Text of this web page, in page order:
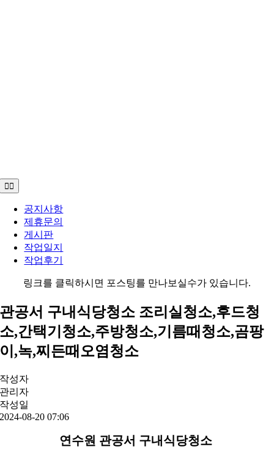
Toggle
Navigation
공지사항
제휴문의
게시판
작업일지
작업후기
링크를 클릭하시면 포스팅를 만나보실수가 있습니다.
관공서 구내식당청소 조리실청소,후드청
소,간택기청소,주방청소,기름때청소,곰팡
이,녹,찌든때오염청소
작성자
관리자
작성일
2024-08-20 07:06
연수원 관공서 구내식당청소